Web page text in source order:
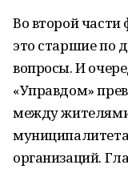
Во второй
это старшие по
вопросы. И
«Управдом»
между
организаций.